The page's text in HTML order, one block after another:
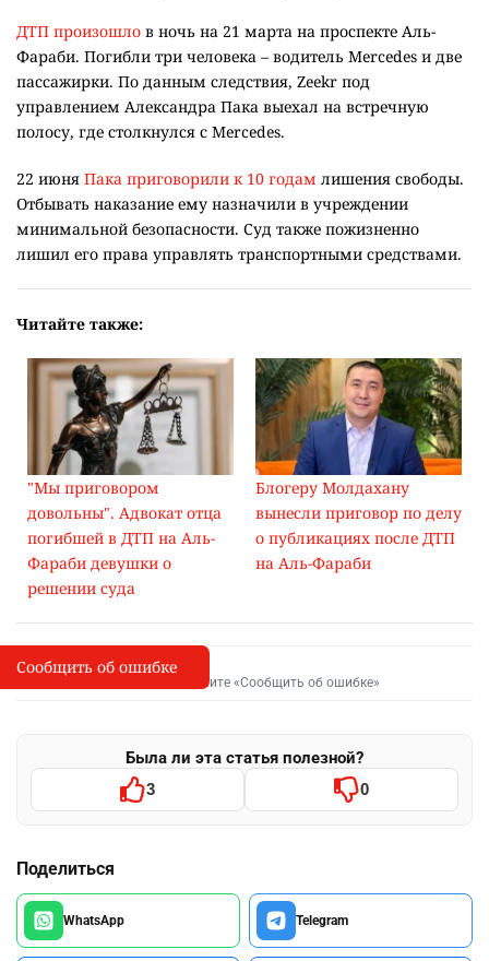
ДТП произошло в ночь на 21 марта на проспекте Аль-
Фараби. Погибли три человека – водитель Mercedes и две
пассажирки. По данным следствия, Zeekr под
управлением Александра Пака выехал на встречную
полосу, где столкнулся с Mercedes.
22 июня Пака приговорили к 10 годам лишения свободы.
Отбывать наказание ему назначили в учреждении
минимальной безопасности. Суд также пожизненно
лишил его права управлять транспортными средствами.
Читайте также:
"Мы приговором
довольны". Адвокат отца
погибшей в ДТП на Аль-
Фараби девушки о
решении суда
Блогеру Молдахану
вынесли приговор по делу
о публикациях после ДТП
на Аль-Фараби
I
Сообщить об опечатке
Выделите фрагмент и нажмите «Сообщить об ошибке»
Была ли эта статья полезной?
3 0
Поделиться
WhatsApp Telegram
Сообщить об ошибке